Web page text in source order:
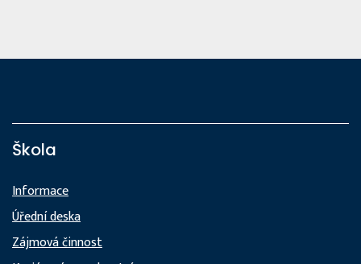
Škola
Informace
Úřední deska
Zájmová činnost